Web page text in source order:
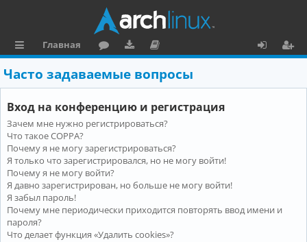
ы
л
к
и
Главная
ру
м
ру
зк
и
ку
м
е
н
та
ц
и
я
о
и
Часто задаваемые вопросы
Вход на конференцию и регистрация
Зачем мне нужно регистрироваться?
Что такое COPPA?
Почему я не могу зарегистрироваться?
Я только что зарегистрировался, но не могу войти!
Почему я не могу войти?
Я давно зарегистрирован, но больше не могу войти!
Я забыл пароль!
Почему мне периодически приходится повторять ввод имени и
пароля?
Что делает функция «Удалить cookies»?